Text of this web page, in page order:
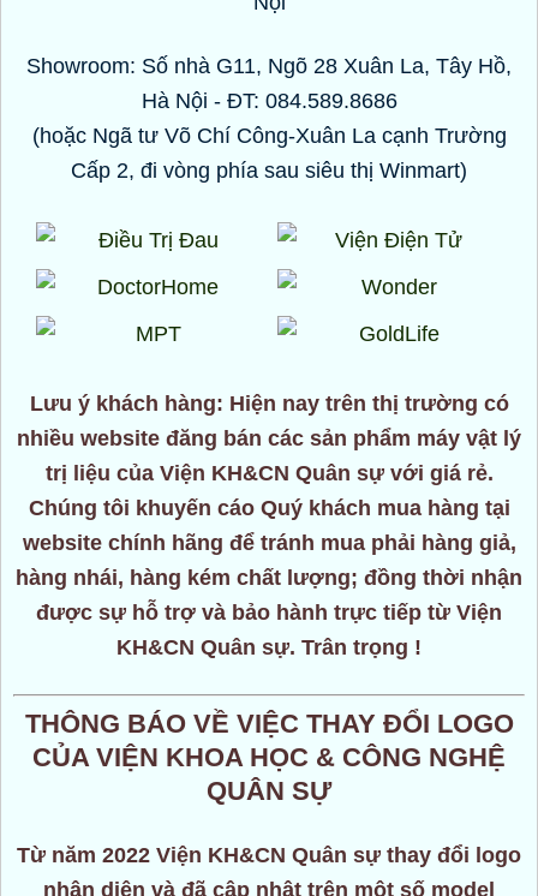
Showroom: Số nhà G11, Ngõ 28 Xuân La, Tây Hồ,
Hà Nội - ĐT: 084.589.8686
(hoặc Ngã tư Võ Chí Công-Xuân La cạnh Trường
Cấp 2, đi vòng phía sau siêu thị Winmart)
Lưu ý khách hàng: Hiện nay trên thị trường có
nhiều website đăng bán các sản phẩm máy vật lý
trị liệu của Viện KH&CN Quân sự với giá rẻ.
Chúng tôi khuyến cáo Quý khách mua hàng tại
website chính hãng để tránh mua phải hàng giả,
hàng nhái, hàng kém chất lượng; đồng thời nhận
được sự hỗ trợ và bảo hành trực tiếp từ Viện
KH&CN Quân sự. Trân trọng !
THÔNG BÁO VỀ VIỆC THAY ĐỔI LOGO
CỦA VIỆN KHOA HỌC & CÔNG NGHỆ
QUÂN SỰ
Từ năm 2022 Viện KH&CN Quân sự thay đổi logo
nhận diện và đã cập nhật trên một số model